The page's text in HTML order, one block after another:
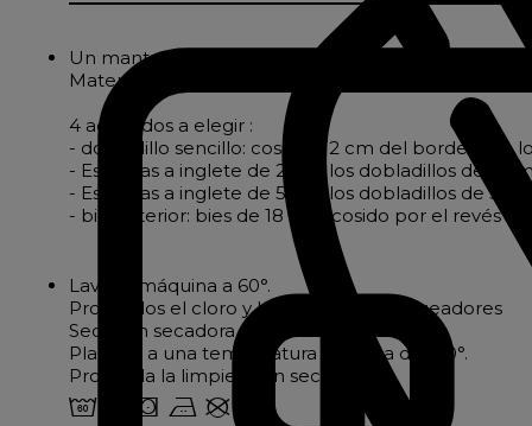
Un mantel adamascado de puro algodón
Material noble por excelencia, el algodón es
4 acabados a elegir :
- dobladillo sencillo: cosido a 2 cm del borde para
- Esquinas a inglete de 2 cm: los dobladillos de 2
- Esquinas a inglete de 5 cm: los dobladillos de 5
- bies interior: bies de 18 mm cosido por el revés
Lavar a máquina a 60°.
Prohibidos el cloro y los agentes blanqueadores
Secar en secadora a 60°.
Plancha a una temperatura máxima de 150°.
Prohibida la limpieza en seco
4 o s b U